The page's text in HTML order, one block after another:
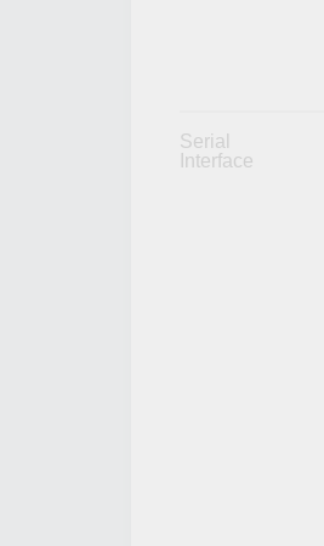
Serial
Interface